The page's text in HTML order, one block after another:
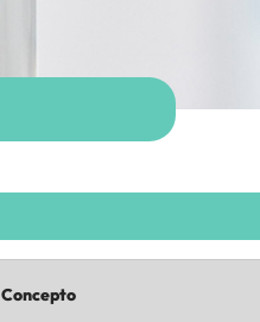
Concepto